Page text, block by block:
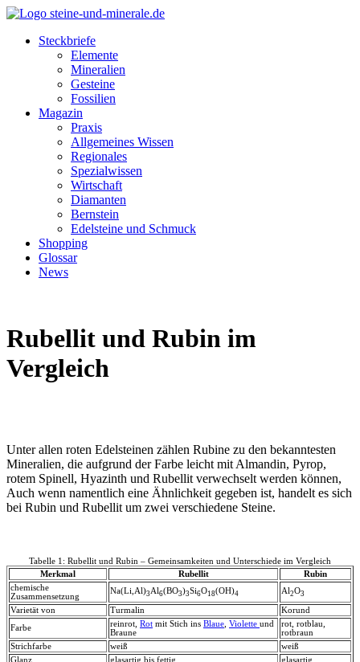
Steckbriefe
Elemente
Mineralien
Gesteine
Fossilien
Magazin
Praxis
Allgemeines Wissen
Regionales
Spezialwissen
Wirtschaft
Diamanten
Bernstein
Edelsteine und Schmuck
Shopping
Glossar
News
Rubellit und Rubin im
Vergleich
Unter allen roten Edelsteinen zählen Rubine zu den bekanntesten
Mineralien, die aufgrund der Farbe leicht mit Almandin, Pyrop,
rotem Spinell, Hyazinth und Rubellit verwechselt werden können,
Auch wenn namentlich eine Ähnlichkeit gegeben ist, handelt es sich
bei Rubin und Rubellit um zwei verschiedene Steine.
Tabelle 1: Rubellit und Rubin – Gemeinsamkeiten und Unterschiede im Vergleich
Merkmal
Rubellit
Rubin
chemische
Zusammensetzung
Na(Li,Al)3 Al 6(BO3)3Si6O18(OH)4 Al 2O3
Varietät von Turmalin
Korund
Farbe
reinrot, Rot mit Stich ins Blaue Violette und
Braune
rot, rotblau,
rotbraun
Strichfarbe
weiß
weiß
Glanz
glasartig bis fettig
glasartig